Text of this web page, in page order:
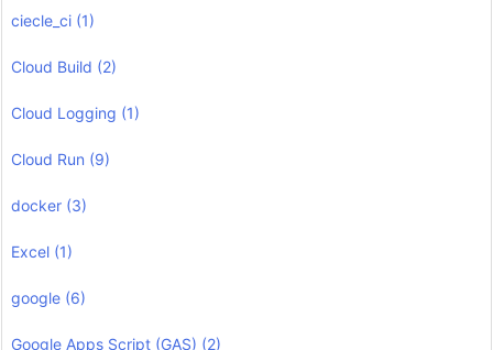
ciecle_ci (1)
Cloud Build (2)
Cloud Logging (1)
Cloud Run (9)
docker (3)
Excel (1)
google (6)
Google Apps Script (GAS) (2)